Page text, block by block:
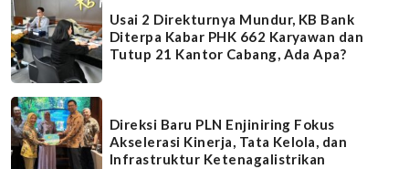
Usai 2 Direkturnya Mundur, KB Bank
Diterpa Kabar PHK 662 Karyawan dan
Tutup 21 Kantor Cabang, Ada Apa?
Direksi Baru PLN Enjiniring Fokus
Akselerasi Kinerja, Tata Kelola, dan
Infrastruktur Ketenagalistrikan